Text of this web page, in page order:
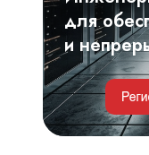
непрерывной
работы
ЦОД
для
и